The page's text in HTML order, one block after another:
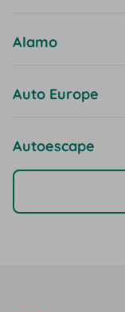
Alamo
Auto Europe
Autoescape